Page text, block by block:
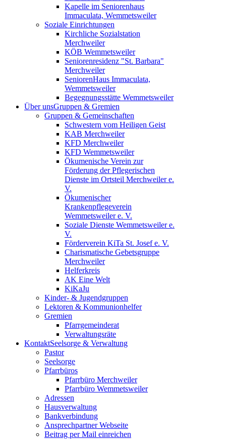
Kapelle im Seniorenhaus
Immaculata, Wemmetsweiler
Soziale Einrichtungen
Kirchliche Sozialstation
Merchweiler
KÖB Wemmetsweiler
Seniorenresidenz "St. Barbara"
Merchweiler
SeniorenHaus Immaculata,
Wemmetsweiler
Begegnungsstätte Wemmetsweiler
Über unsGruppen & Gremien
Gruppen & Gemeinschaften
Schwestern vom Heiligen Geist
KAB Merchweiler
KFD Merchweiler
KFD Wemmetsweiler
Ökumenische Verein zur
Förderung der Pflegerischen
Dienste im Ortsteil Merchweiler e.
V.
Ökumenischer
Krankenpflegeverein
Wemmetsweiler e. V.
Soziale Dienste Wemmetsweiler e.
V.
Förderverein KiTa St. Josef e. V.
Charismatische Gebetsgruppe
Merchweiler
Helferkreis
AK Eine Welt
KiKaJu
Kinder- & Jugendgruppen
Lektoren & Kommunionhelfer
Gremien
Pfarrgemeinderat
Verwaltungsräte
KontaktSeelsorge & Verwaltung
Pastor
Seelsorge
Pfarrbüros
Pfarrbüro Merchweiler
Pfarrbüro Wemmetsweiler
Adressen
Hausverwaltung
Bankverbindung
Ansprechpartner Webseite
Beitrag per Mail einreichen